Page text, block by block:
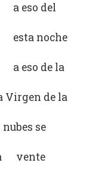
a eso del
esta noche
a eso de la
Virgen de la
se
vente